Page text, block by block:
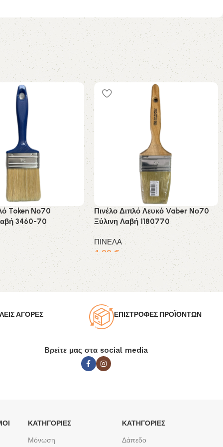
Token Νο70
3460-70
καλάθι
Πινέλο Διπλό Λευκό Vaber Νο70
Ξύλινη Λαβή 1180770
ΠΙΝΕΛΑ
4,00€
Προσθήκη στο καλάθι
ΑΓΟΡΕΣ ΕΠΙΣΤΡΟΦΕΣ ΠΡΟΪΟΝΤΩΝ
Βρείτε μας στα social media
ΚΑΤΗΓΟΡΙΕΣ
Μόνωση
ΚΑΤΗΓΟΡΙΕΣ
Δάπεδο